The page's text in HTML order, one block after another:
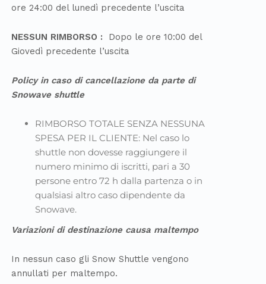
ore 24:00 del lunedì precedente l’uscita
NESSUN RIMBORSO : Dopo le ore 10:00 del
Giovedì precedente l’uscita
Policy in caso di cancellazione da parte di
Snowave shuttle
RIMBORSO TOTALE SENZA NESSUNA
SPESA PER IL CLIENTE: Nel caso lo
shuttle non dovesse raggiungere il
numero minimo di iscritti, pari a 30
persone entro 72 h dalla partenza o in
qualsiasi altro caso dipendente da
Snowave.
Variazioni di destinazione causa maltempo
In nessun caso gli Snow Shuttle vengono
annullati per maltempo.